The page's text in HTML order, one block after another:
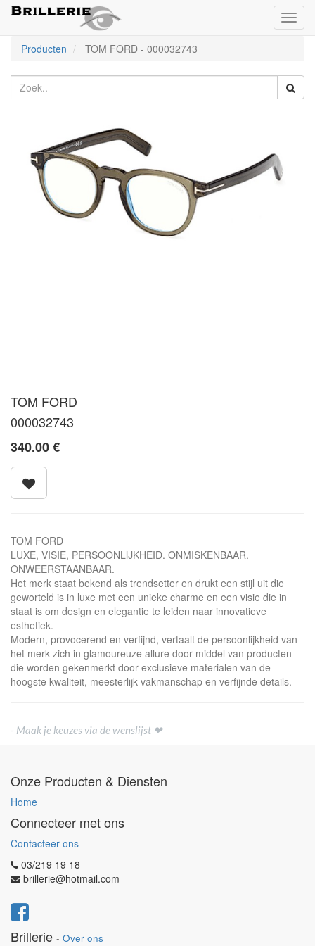
Producten
TOM FORD - 000032743
TOM FORD
000032743
340.00€
TOM FORD
LUXE, VISIE, PERSOONLIJKHEID. ONMISKENBAAR.
ONWEERSTAANBAAR.
Het merk staat bekend als trendsetter en drukt een stijl uit die
geworteld is in luxe met een unieke charme en een visie die in
staat is om design en elegantie te leiden naar innovatieve
esthetiek.
Modern, provocerend en verfijnd, vertaalt de persoonlijkheid van
het merk zich in glamoureuze allure door middel van producten
die worden gekenmerkt door exclusieve materialen van de
hoogste kwaliteit, meesterlijk vakmanschap en verfijnde details.
- Maak je keuzes via de wenslijst ❤
Onze Producten & Diensten
Home
Connecteer met ons
Contacteer ons
03/219 19 18
brillerie@hotmail.com
Brillerie - Over ons